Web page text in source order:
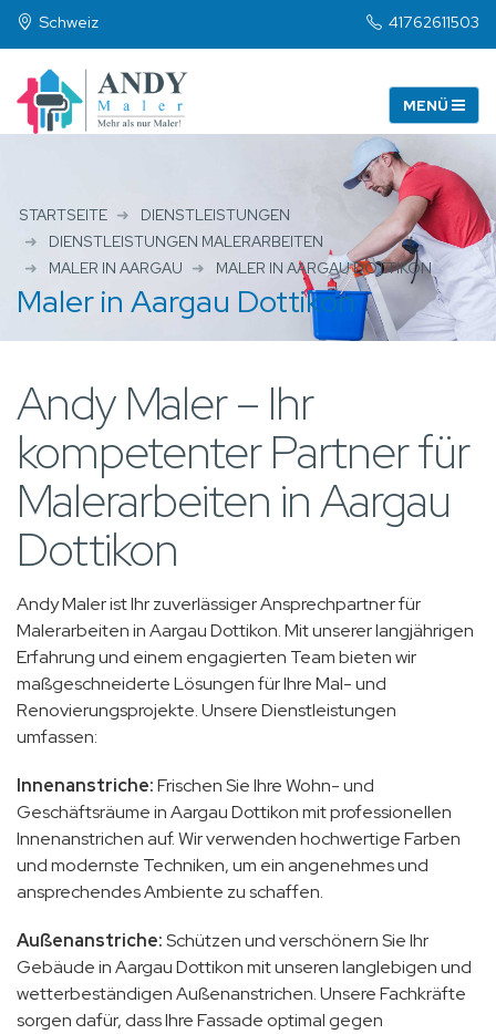
Schweiz 41762611503
STARTSEITE
DIENSTLEISTUNGEN
DIENSTLEISTUNGEN MALERARBEITEN
MALER IN AARGAU
MALER IN AARGAU DOTTIKON
Maler in Aargau Dottikon
Andy Maler – Ihr
kompetenter Partner für
Malerarbeiten in Aargau
Dottikon
Andy Maler ist Ihr zuverlässiger Ansprechpartner für
Malerarbeiten in Aargau Dottikon. Mit unserer langjährigen
Erfahrung und einem engagierten Team bieten wir
maßgeschneiderte Lösungen für Ihre Mal- und
Renovierungsprojekte. Unsere Dienstleistungen
umfassen:
Innenanstriche:Frischen Sie Ihre Wohn- und
Geschäftsräume in Aargau Dottikon mit professionellen
Innenanstrichen auf. Wir verwenden hochwertige Farben
und modernste Techniken, um ein angenehmes und
ansprechendes Ambiente zu schaffen.
Außenanstriche:Schützen und verschönern Sie Ihr
Gebäude in Aargau Dottikon mit unseren langlebigen und
wetterbeständigen Außenanstrichen. Unsere Fachkräfte
sorgen dafür, dass Ihre Fassade optimal gegen